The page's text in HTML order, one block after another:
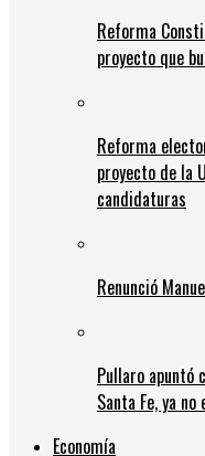
Reforma
proyecto que
Reforma
proyecto de la
candidaturas
Renunció
Pullaro apuntó
Santa Fe, ya
Economía